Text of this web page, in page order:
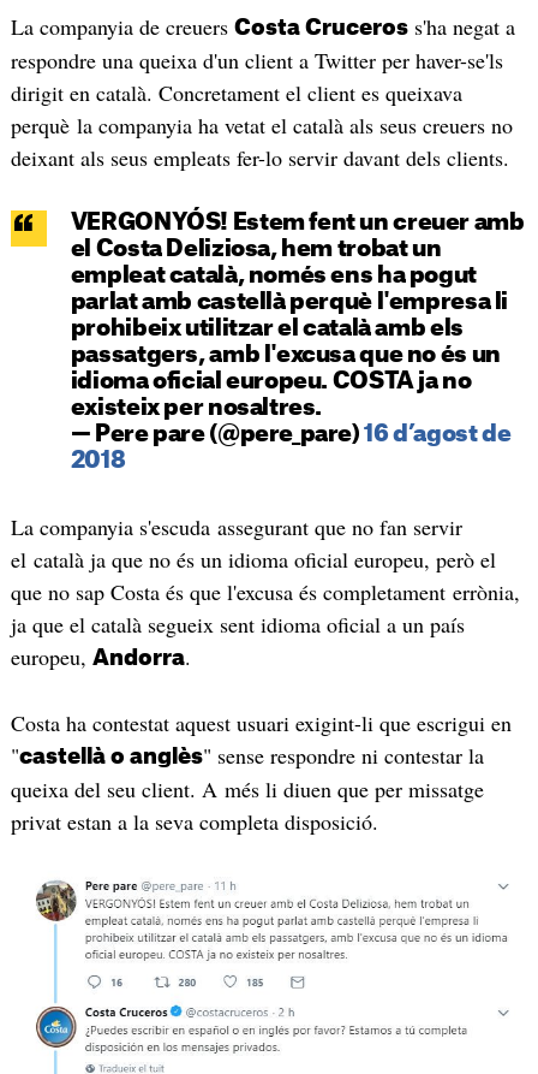
La companyia de creuers Costa Cruceross'ha negat a
respondre una queixa d'un client a Twitter per haver-se'ls
dirigit en català. Concretament el client es queixava
perquè la companyia ha vetat el català als seus creuers no
deixant als seus empleats fer-lo servir davant dels clients.
VERGONYÓS! Estem fent un creuer amb
el Costa Deliziosa, hem trobat un
empleat català, només ens ha pogut
parlat amb castellà perquè l'empresa li
prohibeix utilitzar el català amb els
passatgers, amb l'excusa que no és un
idioma oficial europeu. COSTA ja no
existeix per nosaltres.
— Pere pare (@pere_pare)16 d’agost de
2018
La companyia s'escuda assegurant que no fan servir
el català ja que no és un idioma oficial europeu, però el
que no sap Costa és que l'excusa és completament errònia,
ja que el català segueix sent idioma oficial a un país
europeu, Andorra.
Costa ha contestat aquest usuari exigint-li que escrigui en
"castellà o anglès" sense respondre ni contestar la
queixa del seu client. A més li diuen que per missatge
privat estan a la seva completa disposició.